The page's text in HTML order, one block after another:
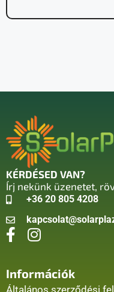
KÉRDÉSED VAN?
Írj nekünk üzenetet,
+36 20 805 4208
Információk
Általános szerződési